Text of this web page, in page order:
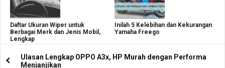
Daftar Ukuran Wiper untuk
Berbagai Merk dan Jenis Mobil,
Lengkap
Inilah 5 Kelebihan dan Kekurangan
Yamaha Freego
Ulasan Lengkap OPPO A3x, HP Murah dengan Performa
Menjanjikan